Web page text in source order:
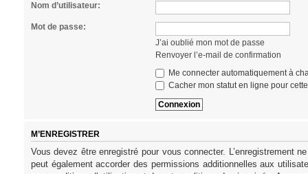
Nom d’utilisateur:
Mot de passe:
J’ai oublié mon mot de passe
Renvoyer l’e-mail de confirmation
Me connecter automatiquement à
Cacher mon statut en ligne pour
M’ENREGISTRER
Vous devez être enregistré pour vous connecter. L’enregistrement
peut également accorder des permissions additionnelles aux